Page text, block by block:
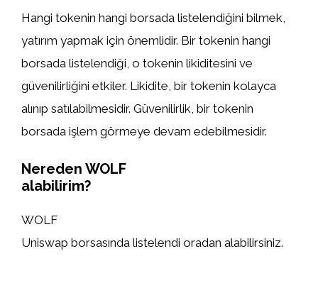
Hangi tokenin hangi borsada listelendiğini bilmek,
yatırım yapmak için önemlidir. Bir tokenin hangi
borsada listelendiği, o tokenin likiditesini ve
güvenilirliğini etkiler. Likidite, bir tokenin kolayca
alınıp satılabilmesidir. Güvenilirlik, bir tokenin
borsada işlem görmeye devam edebilmesidir.
Nereden WOLF
alabilirim?
WOLF
Uniswap borsasında listelendi oradan alabilirsiniz.